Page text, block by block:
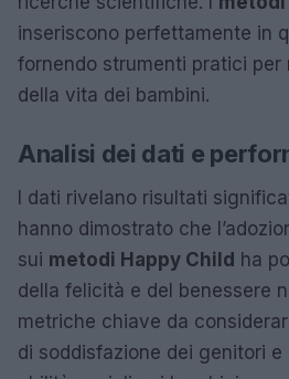
inseriscono perfettamente in
fornendo strumenti pratici per
della vita dei bambini.
Analisi dei dati e
I dati rivelano risultati
hanno dimostrato che
sui metodi Happy Child ha
della felicità e del benessere
metriche chiave da
di soddisfazione dei genitori